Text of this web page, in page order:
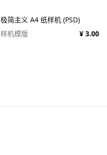
极简主义 A4 纸样机 (PSD)
样机模版
¥ 3.00